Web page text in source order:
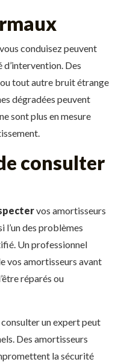
conduisez peuvent
Des
ou tout autre bruit étrange
dégradées peuvent
sont plus en mesure
consulter
vos amortisseurs
l’un des problèmes
Un professionnel
vos amortisseurs avant
réparés ou
un expert peut
Des amortisseurs
la sécurité